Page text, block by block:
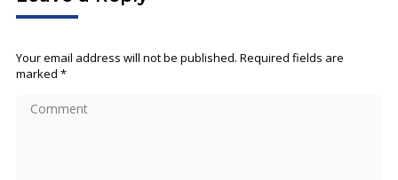
Your email address will not be published. Required fields are
marked *
Comment